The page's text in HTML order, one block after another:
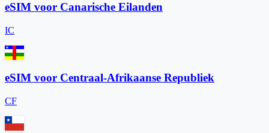
eSIM voor Canarische Eilanden
IC
eSIM voor Centraal-Afrikaanse Republiek
CF